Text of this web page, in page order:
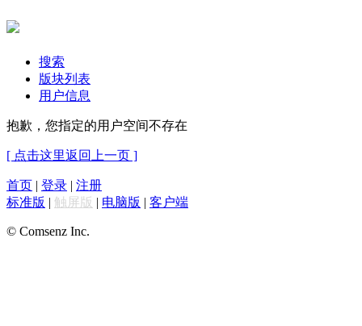
搜索
版块列表
用户信息
抱歉，您指定的用户空间不存在
[ 点击这里返回上一页 ]
首页 | 登录 | 注册
标准版 | 触屏版 | 电脑版 | 客户端
© Comsenz Inc.